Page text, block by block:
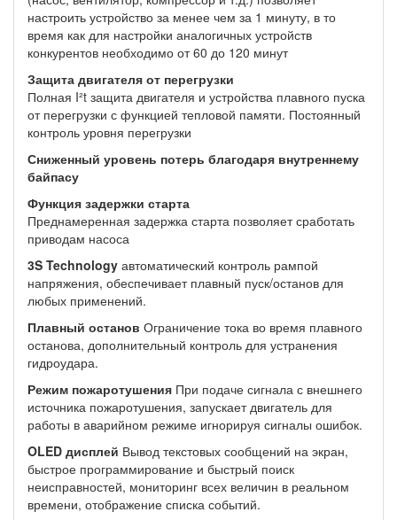
настроить устройство за менее чем за 1 минуту, в то
время как для настройки аналогичных устройств
конкурентов необходимо от 60 до 120 минут
Защита двигателя от перегрузки
Полная I²t защита двигателя и устройства плавного пуска
от перегрузки с функцией тепловой памяти. Постоянный
контроль уровня перегрузки
Сниженный уровень потерь благодаря внутреннему
байпасу
Функция задержки старта
Преднамеренная задержка старта позволяет сработать
приводам насоса
3S Technology автоматический контроль рампой
напряжения, обеспечивает плавный пуск/останов для
любых применений.
Плавный останов Ограничение тока во время плавного
останова, дополнительный контроль для устранения
гидроудара.
Режим пожаротушения При подаче сигнала с внешнего
источника пожаротушения, запускает двигатель для
работы в аварийном режиме игнорируя сигналы ошибок.
OLED дисплей Вывод текстовых сообщений на экран,
быстрое программирование и быстрый поиск
неисправностей, мониторинг всех величин в реальном
времени, отображение списка событий.